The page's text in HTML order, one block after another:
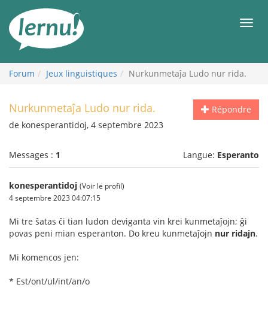
contenu
Forum Jeux linguistiques Nurkunmetaĵa Ludo nur rida.
Répondre
Nurkunmetaĵa Ludo nur rida.
de konesperantidoj, 4 septembre 2023
Messages : 1 Langue: Esperanto
konesperantidoj (Voir le profil)
4 septembre 2023 04:07:15
Mi tre ŝatas ĉi tian ludon deviganta vin krei kunmetaĵojn; ĝi
povas peni mian esperanton. Do kreu kunmetaĵojn nur ridajn.
Mi komencos jen:
* Est/ont/ul/int/an/o